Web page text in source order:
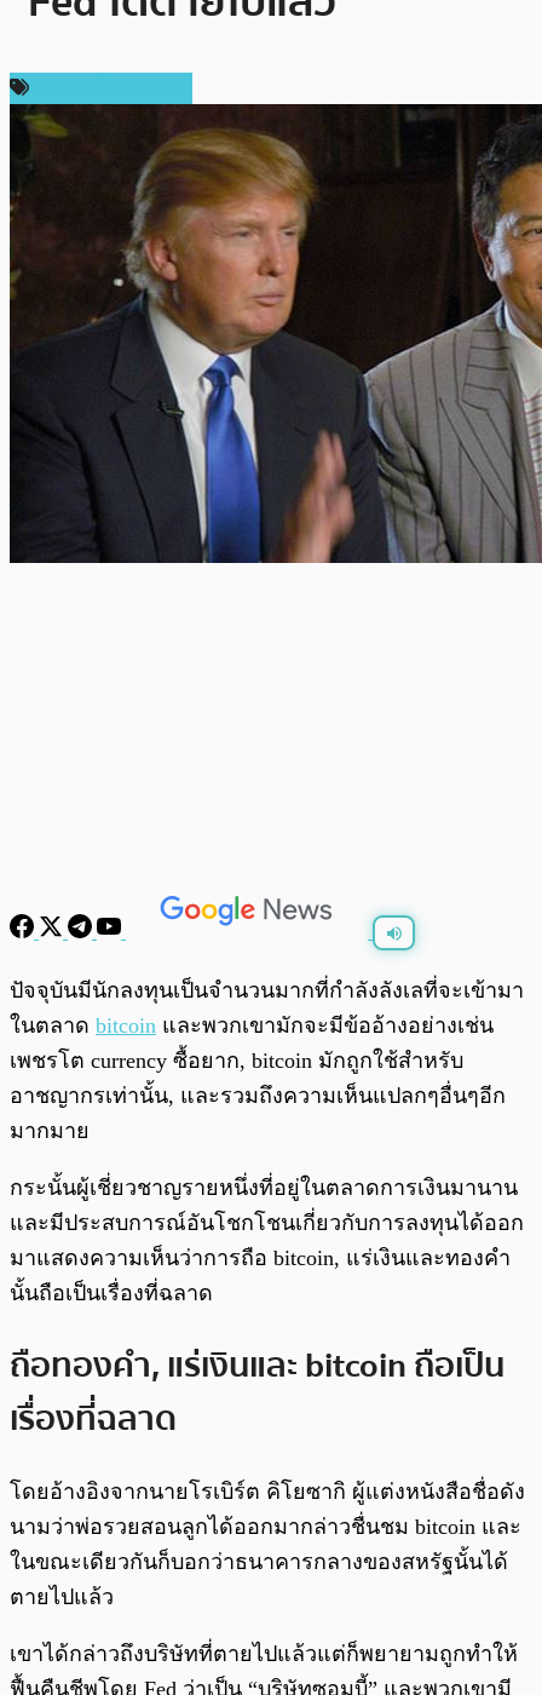
พร้อมเล่น 0:00 0:00
ปัจจุบันมีนักลงทุนเป็นจำนวนมากที่กำลังลังเลที่จะเข้ามา
ในตลาด bitcoin และพวกเขามักจะมีข้ออ้างอย่างเช่น
เพชรโต currency ซื้อยาก, bitcoin มักถูกใช้สำหรับ
อาชญากรเท่านั้น, และรวมถึงความเห็นแปลกๆอื่นๆอีก
มากมาย
กระนั้นผู้เชี่ยวชาญรายหนึ่งที่อยู่ในตลาดการเงินมานาน
และมีประสบการณ์อันโชกโชนเกี่ยวกับการลงทุนได้ออก
มาแสดงความเห็นว่าการถือ bitcoin, แร่เงินและทองคำ
นั้นถือเป็นเรื่องที่ฉลาด
ถือทองคำ, แร่เงินและ bitcoin ถือเป็น
เรื่องที่ฉลาด
โดยอ้างอิงจากนายโรเบิร์ต คิโยซากิ ผู้แต่งหนังสือชื่อดัง
นามว่าพ่อรวยสอนลูกได้ออกมากล่าวชื่นชม bitcoin และ
ในขณะเดียวกันก็บอกว่าธนาคารกลางของสหรัฐนั้นได้
ตายไปแล้ว
เขาได้กล่าวถึงบริษัทที่ตายไปแล้วแต่ก็พยายามถูกทำให้
ฟื้นคืนชีพโดย Fed ว่าเป็น “บริษัทซอมบี้” และพวกเขามี